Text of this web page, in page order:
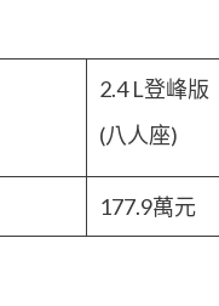
2.4 L登峰版
(八人座)
177.9萬元